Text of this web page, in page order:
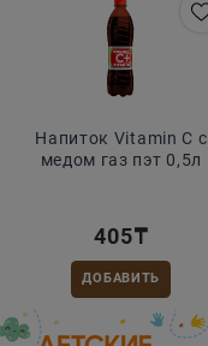
Напиток Vitamin C с
медом газ пэт 0,5л
405₸
ДОБАВИТЬ